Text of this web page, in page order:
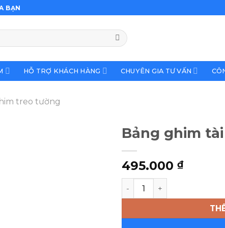
BẠN
HỖ TRỢ KHÁCH HÀNG CHUYÊN GIA TƯ VẤN
treo tường
Bảng ghim
495.000 ₫
Bảng ghim tài liệu cao